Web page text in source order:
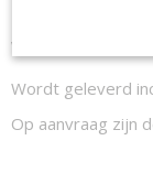
worden door
Wordt geleverd
Op aanvraag zijn